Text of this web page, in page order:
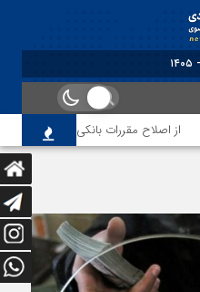
از اصلاح مقررات بانکی و ارزی تا